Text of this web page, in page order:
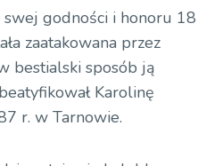
swej godności i honoru 18
zaatakowana przez
bestialski sposób ją
Karolinę
r. w Tarnowie.